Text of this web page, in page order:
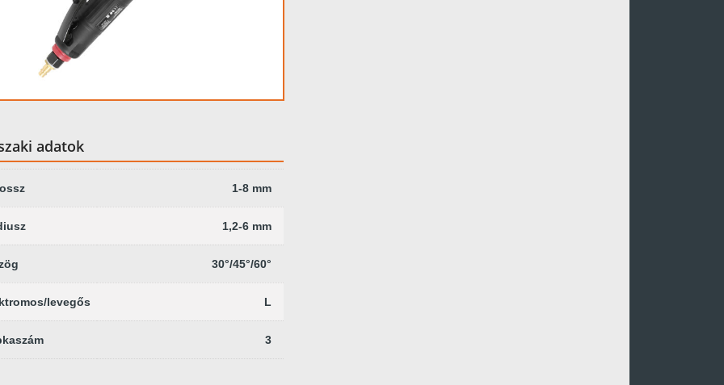
adatok
1-8 mm
1,2-6 mm
30°/45°/60°
levegős L
3